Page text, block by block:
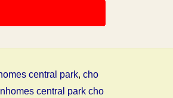
central park, cho
central park cho